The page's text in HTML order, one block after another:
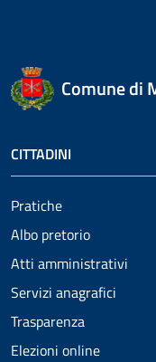
Comune di
CITTADINI
Pratiche
Albo pretorio
Atti amministrativi
Servizi anagrafici
Trasparenza
Elezioni online